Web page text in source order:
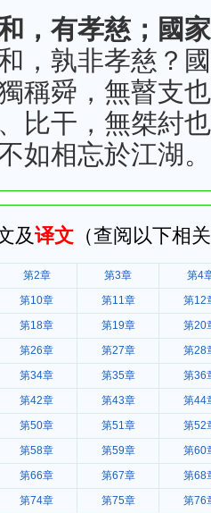
，有孝慈；國
，孰非孝慈？
稱舜，無瞽支
比干，無桀紂
如相忘於江湖。
及译文 （查阅以下相
第2章 第3章
第4
第10章 第11章
第12
第18章 第19章
第20
第26章 第27章
第28
第34章 第35章
第36
第42章 第43章
第44
第50章 第51章
第52
第58章 第59章
第60
第66章 第67章
第68
第74章 第75章
第76